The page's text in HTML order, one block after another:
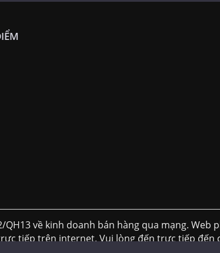
về kinh doanh bán hàng qua mạng. Web
tiếp trên internet. Vui lòng đến trực tiếp đến